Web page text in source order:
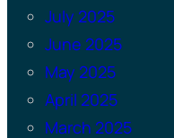
July 2025
June 2025
May 2025
April 2025
March 2025